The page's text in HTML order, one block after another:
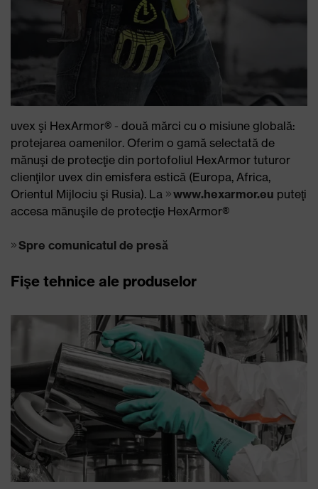
uvex şi HexArmor® - două mărci cu o misiune globală:
protejarea oamenilor. Oferim o gamă selectată de
mănuşi de protecţie din portofoliul HexArmor tuturor
clienţilor uvex din emisfera estică (Europa, Africa,
Orientul Mijlociu şi Rusia). La
www.hexarmor.eu puteţi
accesa mănuşile de protecţie HexArmor®
Spre comunicatul de presă
Fişe tehnice ale produselor